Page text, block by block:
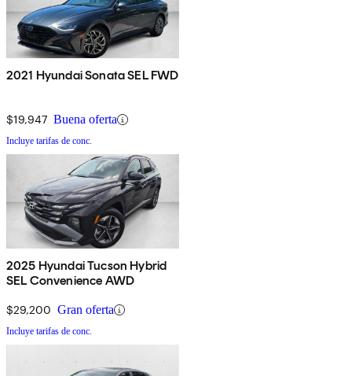
2021 Hyundai Sonata SEL FWD
$19,947 Buena oferta
Incluye tarifas de conc.
2025 Hyundai Tucson Hybrid
SEL Convenience AWD
$29,200 Gran oferta
Incluye tarifas de conc.